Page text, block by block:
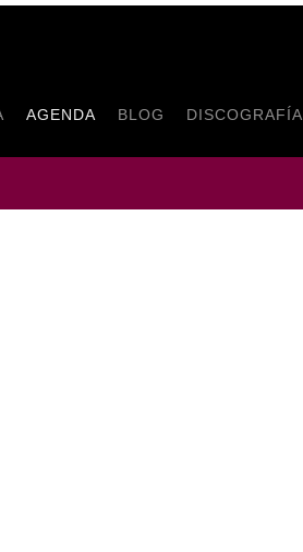
AGENDA BLOG DISCOGRAFÍA